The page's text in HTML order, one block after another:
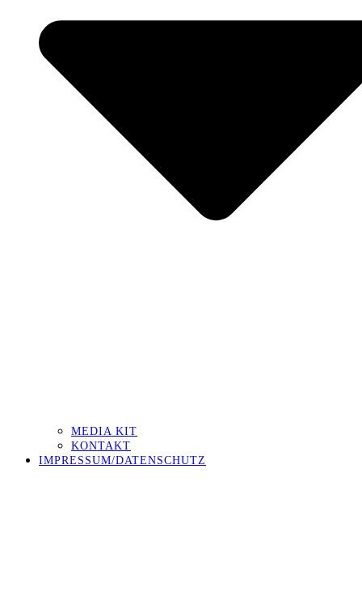
MEDIA KIT
KONTAKT
IMPRESSUM/DATENSCHUTZ